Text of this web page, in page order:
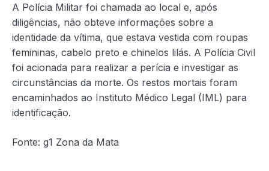
A Polícia Militar foi chamada ao local e, após
diligências, não obteve informações sobre a
identidade da vítima, que estava vestida com roupas
femininas, cabelo preto e chinelos lilás. A Polícia Civil
foi acionada para realizar a perícia e investigar as
circunstâncias da morte. Os restos mortais foram
encaminhados ao Instituto Médico Legal (IML) para
identificação.
Fonte: g1 Zona da Mata